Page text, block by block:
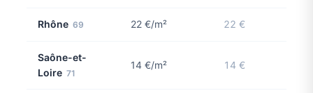
Rhône 69 22 €/m² 22 €
Saône-et-
Loire 71
14 €/m² 14 €